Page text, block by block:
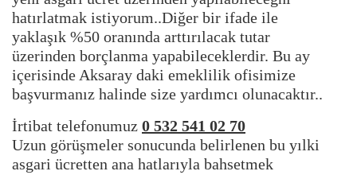
hatırlatmak istiyorum..Diğer bir ifade ile
yaklaşık %50 oranında arttırılacak tutar
üzerinden borçlanma yapabileceklerdir. Bu ay
içerisinde Aksaray daki emeklilik ofisimize
başvurmanız halinde size yardımcı olunacaktır..
İrtibat telefonumuz 0 532 541 02 70
Uzun görüşmeler sonucunda belirlenen bu yılki
asgari ücretten ana hatlarıyla bahsetmek